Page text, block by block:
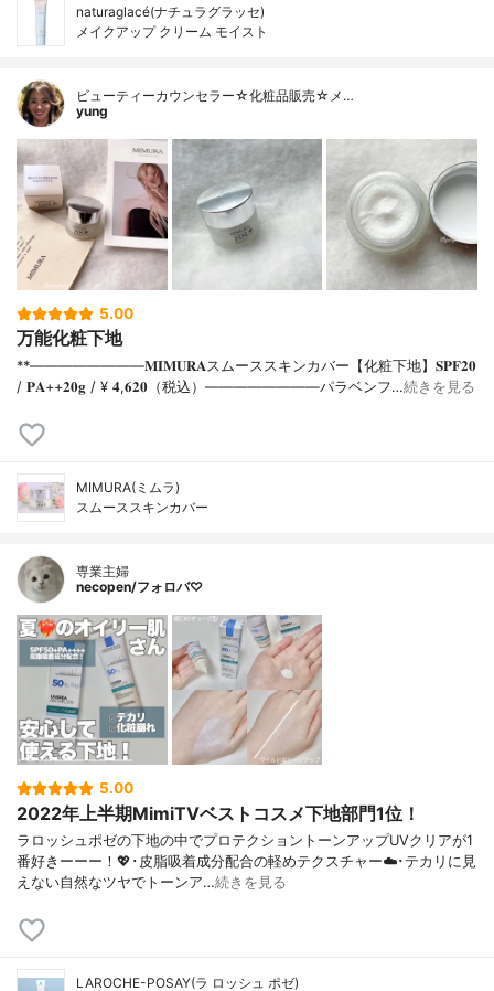
naturaglacé(ナチュラグラッセ)
メイクアップ クリーム モイスト
ビューティーカウンセラー☆化粧品販売☆メ…
yung
5.00
万能化粧下地
**⁡⁡⁡————————⁡𝐌𝐈𝐌𝐔𝐑𝐀スムーススキンカバー【化粧下地】𝐒𝐏𝐅𝟐𝟎
/ 𝐏𝐀++⁡𝟐𝟎𝐠 / ¥ 𝟒,𝟔𝟐𝟎（税込）⁡————————パラベンフ…続きを見る
MIMURA(ミムラ)
スムーススキンカバー
専業主婦
necopen/フォロバ♡
5.00
2022年上半期MimiTVベストコスメ下地部門1位！
ラロッシュポゼの下地の中でプロテクショントーンアップUVクリアが1
番好きーーー！💖･皮脂吸着成分配合の軽めテクスチャー☁️･テカリに見
えない自然なツヤでトーンア…続きを見る
LAROCHE-POSAY(ラ ロッシュ ポゼ)